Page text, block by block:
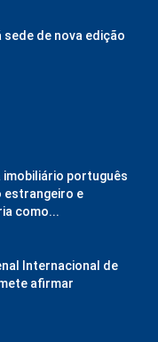
sede de nova edição
imobiliário português
estrangeiro e
como...
Internacional de
afirmar